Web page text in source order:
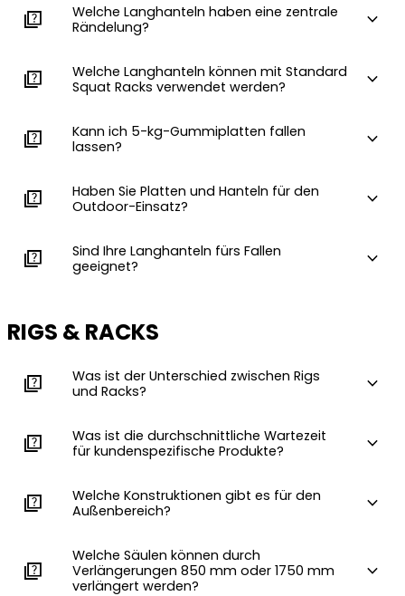
quiz
Welche Langhanteln haben eine zentrale
Rändelung?
expand_more
quiz
Welche Langhanteln können mit Standard
Squat Racks verwendet werden?
expand_more
quiz
Kann ich 5-kg-Gummiplatten fallen
lassen?
expand_more
quiz
Haben Sie Platten und Hanteln für den
Outdoor-Einsatz?
expand_more
quiz
Sind Ihre Langhanteln fürs Fallen
geeignet?
expand_more
RIGS & RACKS
quiz
Was ist der Unterschied zwischen Rigs
und Racks?
expand_more
quiz
Was ist die durchschnittliche Wartezeit
für kundenspezifische Produkte?
expand_more
quiz
Welche Konstruktionen gibt es für den
Außenbereich?
expand_more
quiz
Welche Säulen können durch
Verlängerungen 850 mm oder 1750 mm
verlängert werden?
expand_more